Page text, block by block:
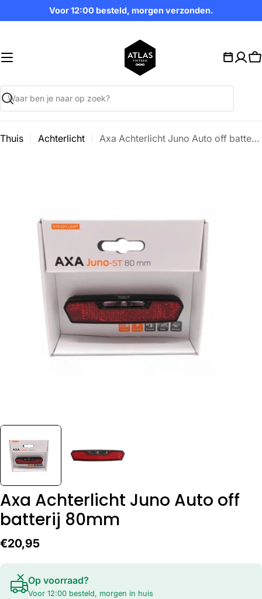
naar
Voor 12:00 besteld, morgen verzonden.
Zoekopdracht
Thuis Achterlicht Axa Achterlicht Juno Auto off batterij 80mm
media 0 in modaal
Axa Achterlicht Juno Auto off
batterij 80mm
Normale
€20,95
Op voorraad?
Voor 12:00 besteld, morgen in huis